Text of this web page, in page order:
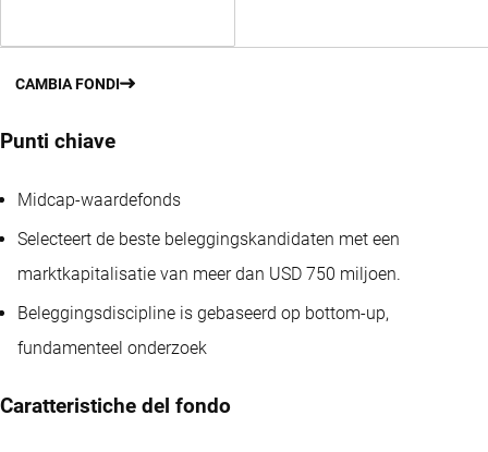
CAMBIA FONDI
Punti chiave
Midcap-waardefonds
Selecteert de beste beleggingskandidaten met een
marktkapitalisatie van meer dan USD 750 miljoen.
Beleggingsdiscipline is gebaseerd op bottom-up,
fundamenteel onderzoek
Caratteristiche del fondo